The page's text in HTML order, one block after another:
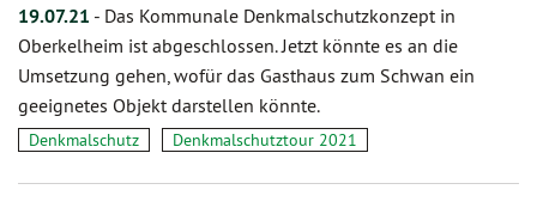
19.07.21 - Das Kommunale Denkmalschutzkonzept in
Oberkelheim ist abgeschlossen. Jetzt könnte es an die
Umsetzung gehen, wofür das Gasthaus zum Schwan ein
geeignetes Objekt darstellen könnte.
Denkmalschutz Denkmalschutztour 2021